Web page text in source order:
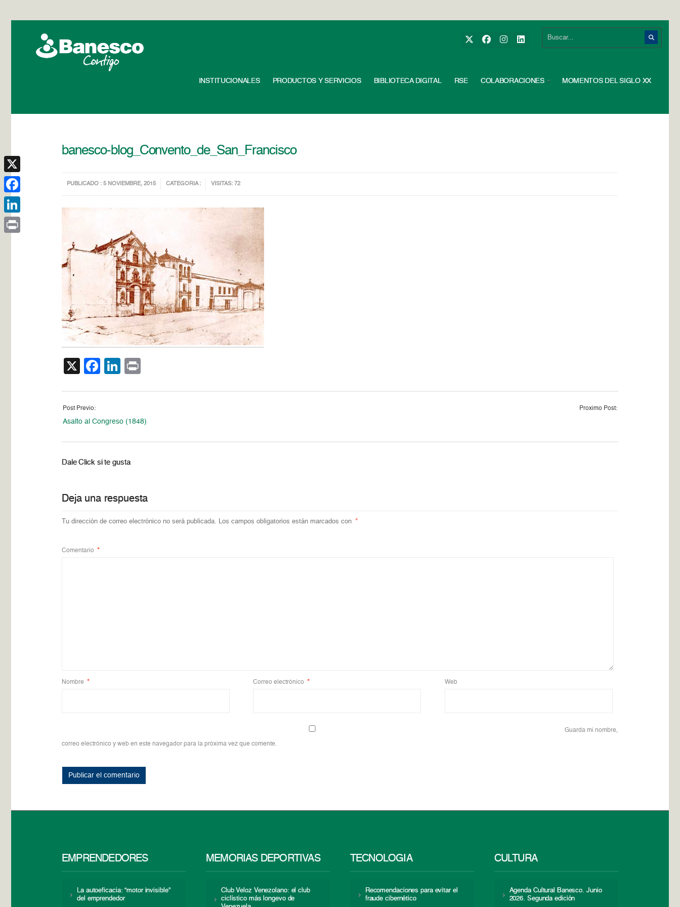
INSTITUCIONALES PRODUCTOS Y SERVICIOS BIBLIOTECA DIGITAL RSE COLABORACIONES MOMENTOS DEL SIGLO XX
banesco-blog_Convento_de_San_Francisco
PUBLICADO : 5 NOVIEMBRE, 2015 CATEGORIA : VISITAS: 72
X Facebook
LinkedIn
Post Previo:
Asalto al Congreso (1848)
Proximo Post:
Dale Click si te gusta
Deja una respuesta
Tu dirección de correo electrónico no será publicada. Los campos obligatorios están marcados con *
Comentario *
Nombre * Correo electrónico * Web
Guarda mi nombre,
correo electrónico y web en este navegador para la próxima vez que comente.
EMPRENDEDORES
La autoeficacia: “motor invisible”
del emprendedor
MEMORIAS DEPORTIVAS
Club Veloz Venezolano: el club
ciclístico más longevo de
TECNOLOGÍA
Recomendaciones para evitar el
fraude cibernético
CULTURA
Agenda Cultural Banesco. Junio
2026. Segunda edición
X
Facebook
LinkedIn